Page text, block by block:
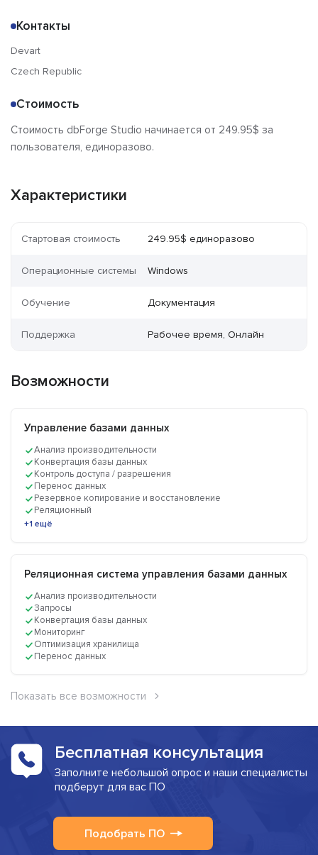
Контакты
Devart
Czech Republic
Стоимость
Стоимость dbForge Studio начинается от 249.95$ за
пользователя, единоразово.
Характеристики
Стартовая стоимость 249.95$ единоразово
Операционные системы Windows
Обучение Документация
Поддержка Рабочее время, Онлайн
Возможности
Управление базами данных
Анализ производительности
Конвертация базы данных
Контроль доступа / разрешения
Перенос данных
Резервное копирование и восстановление
Реляционный
+1 ещё
Реляционная система управления базами данных
Анализ производительности
Запросы
Конвертация базы данных
Мониторинг
Оптимизация хранилища
Перенос данных
Показать все возможности
Бесплатная консультация
Заполните небольшой опрос и наши специалисты
подберут для вас ПО
Подобрать ПО